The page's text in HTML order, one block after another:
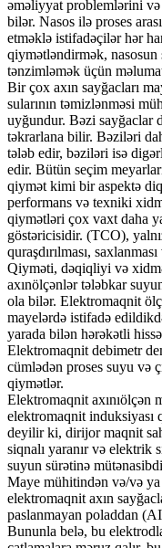
əməliyyat problemlərini və
bilər. Nasos ilə proses
etməklə istifadəçilər hər
qiymətləndirmək,
tənzimləmək üçün
Bir çox axın sayğacları
sularının təmizlənməsi
uyğundur. Bəzi sayğaclar
təkrarlana bilir. Bəziləri
tələb edir, bəziləri isə
edir. Bütün seçim
qiymət kimi bir aspektə
performans və texniki
qiymətləri çox vaxt daha
göstəricisidir. (TCO),
quraşdırılması,
Qiyməti, dəqiqliyi və
axınölçənlər tələbkar
ola bilər. Elektromaqnit
mayelərdə istifadə
yarada bilən hərəkətli
Elektromaqnit debimetr
cümlədən proses suyu və
qiymətlər.
Elektromaqnit axınıölçən
elektromaqnit induksiyası
deyilir ki, dirijor maqnit
siqnalı yaranır və elektrik
suyun sürətinə
Maye mühitindən və/və
elektromaqnit axın
paslanmayan poladdan
Bununla belə, bu